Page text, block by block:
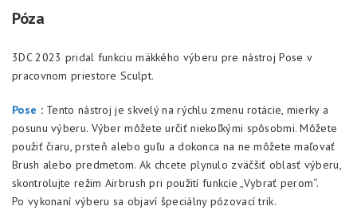
Póza
3DC 2023 pridal funkciu mäkkého výberu pre nástroj Pose v
pracovnom priestore Sculpt.
Pose :Tento nástroj je skvelý na rýchlu zmenu rotácie, mierky a
posunu výberu. Výber môžete určiť niekoľkými spôsobmi. Môžete
použiť čiaru, prsteň alebo guľu a dokonca na ne môžete maľovať
Brush alebo predmetom. Ak chcete plynulo zväčšiť oblasť výberu,
skontrolujte režim Airbrush pri použití funkcie „Vybrať perom“.
Po vykonaní výberu sa objaví špeciálny pózovací trik.